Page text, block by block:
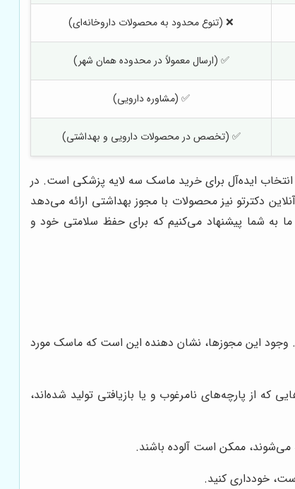
❌ (تنوع محدود به محصولات داروخانه‌ای)
✅ (ارسال معمولاً در محدوده همان شهر)
✅ (مشاوره دارویی)
✅ (تخصص در محصولات دارویی و بهداشتی)
ایده‌آل برای خرید ماسک سه لایه پزشکی است. در
دکترتو نیز محصولات با مجوز بهداشتی ارائه می‌دهد
به شما پیشنهاد می‌کنیم که برای حفظ سلامتی خود و
وجود این مجوزها، نشان دهنده این است که ماسک مورد
از پارچه‌های نامرغوب و یا بازیافتی تولید شده‌اند،
ممکن است آلوده باشند.
خودداری کنید.